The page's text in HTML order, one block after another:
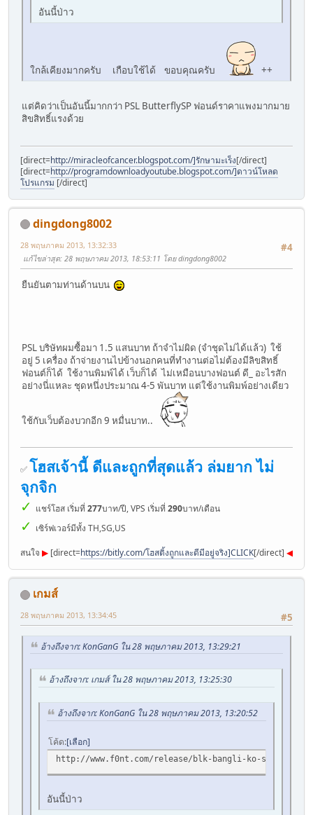
อันนี้ป่าว
ใกล้เคียงมากครับ เกือบใช้ได้ ขอบคุณครับ ++
แต่คิดว่าเป็นอันนี้มากกว่า PSL ButterflySP ฟอนด์ราคาแพงมากมาย
สิขสิทธิ์แรงด้วย
[direct=http://miracleofcancer.blogspot.com/]รักษามะเร็ง[/direct]
[direct=http://programdownloadyoutube.blogspot.com/]ดาวน์โหลด
โปรแกรม [/direct]
dingdong8002
#4
28 พฤษภาคม 2013, 13:32:33
แก้ไขล่าสุด: 28 พฤษภาคม 2013, 18:53:11 โดย dingdong8002
ยืนยันตามท่านด้านบน
PSL บริษัทผมซื้อมา 1.5 แสนบาท ถ้าจำไม่ผิด (จำชุดไม่ได้แล้ว) ใช้
อยู่ 5 เครื่อง ถ้าจ่ายงานไปข้างนอกคนที่ทำงานต่อไม่ต้องมีลิขสิทธิ์
ฟอนต์ก็ได้ ใช้งานพิมพ์ได้ เว็บก็ได้ ไม่เหมือนบางฟอนต์ ดี_ อะไรสัก
อย่างนี่แหละ ชุดหนึ่งประมาณ 4-5 พันบาท แต่ใช้งานพิมพ์อย่างเดียว
ใช้กับเว็บต้องบวกอีก 9 หมื่นบาท..
✅โฮสเจ้านี้ ดีและถูกที่สุดแล้ว ล่มยาก ไม่
จุกจิก
✓ แชร์โฮส เริ่มที่ 277บาท/ปี, VPS เริ่มที่ 290บาท/เดือน
✓ เซิร์ฟเวอร์มีทั้ง TH,SG,US
สนใจ ▶︎ [direct=https://bitly.com/โฮสติ้งถูกและดีมีอยู่จริง]CLICK[/direct] ◀︎
เกมส์
#5
28 พฤษภาคม 2013, 13:34:45
อ้างถึงจาก: KonGanG ใน 28 พฤษภาคม 2013, 13:29:21
อ้างถึงจาก: เกมส์ ใน 28 พฤษภาคม 2013, 13:25:30
อ้างถึงจาก: KonGanG ใน 28 พฤษภาคม 2013, 13:20:52
โค้ด เลือก
http://www.f0nt.com/release/blk-bangli-ko-sa-na/
อันนี้ป่าว